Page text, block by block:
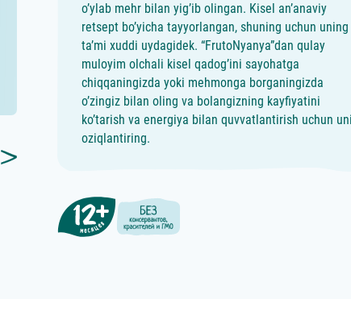
o’ylab mehr bilan yig’ib olingan. Kisel an’anaviy
retsept bo’yicha tayyorlangan, shuning uchun uning
ta’mi xuddi uydagidek. “FrutoNyanya”dan qulay
muloyim olchali kisel qadog’ini sayohatga
chiqqaningizda yoki mehmonga borganingizda
o’zingiz bilan oling va bolangizning kayfiyatini
ko’tarish va energiya bilan quvvatlantirish uchun
oziqlantiring.